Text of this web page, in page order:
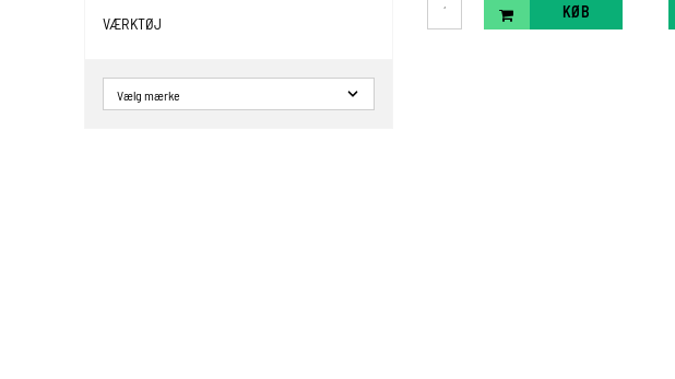
VÆRKTØJ
KØB